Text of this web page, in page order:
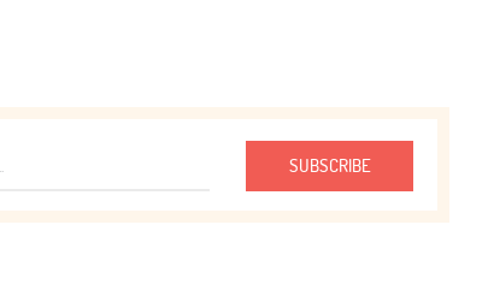
SUBSCRIBE